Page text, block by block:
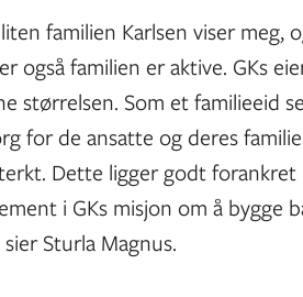
familien Karlsen viser meg,
også familien er aktive. GKs
størrelsen. Som et familieeid
for de ansatte og deres
Dette ligger godt forankret
i GKs misjon om å bygge
Sturla Magnus.